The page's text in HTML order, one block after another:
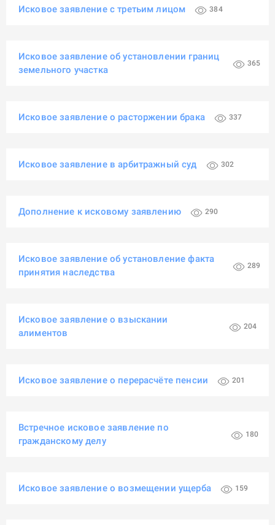
Исковое заявление с третьим лицом 384
Исковое заявление об установлении границ
земельного участка
365
Исковое заявление о расторжении брака 337
Исковое заявление в арбитражный суд 302
Дополнение к исковому заявлению 290
Исковое заявление об установление факта
принятия наследства
289
Исковое заявление о взыскании
алиментов
204
Исковое заявление о перерасчёте пенсии 201
Встречное исковое заявление по
гражданскому делу
180
Исковое заявление о возмещении ущерба 159